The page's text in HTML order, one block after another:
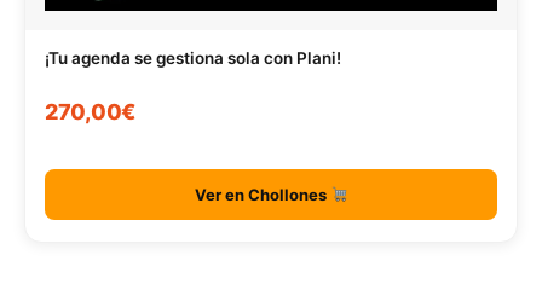
¡Tu agenda se gestiona sola con Plani!
270,00€
Ver en Chollones